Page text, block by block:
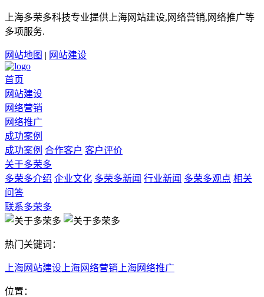
上海多荣多科技专业提供上海网站建设,网络营销,网络推广等
多项服务.
网站地图 | 网站建设
首页
网站建设
网络营销
网络推广
成功案例
成功案例 合作客户 客户评价
关于多荣多
多荣多介绍 企业文化 多荣多新闻 行业新闻 多荣多观点 相关
问答
联系多荣多
热门关键词：
上海网站建设 上海网络营销 上海网络推广
位置：